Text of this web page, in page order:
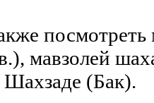
мавзолей
(Бак).